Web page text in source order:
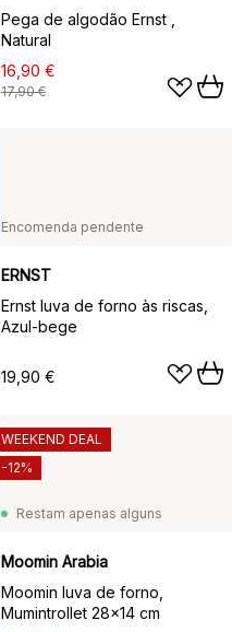
Pega de algodão Ernst ,
Natural
16,90 €
17,90 €
Encomenda pendente
ERNST
Ernst luva de forno às riscas,
Azul-bege
19,90 €
Restam apenas alguns
Moomin Arabia
Moomin luva de forno,
Mumintrollet 28x14 cm
WEEKEND DEAL
-12%